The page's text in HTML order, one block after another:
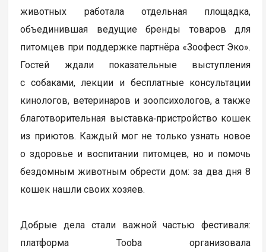
животных работала отдельная площадка,
объединившая ведущие бренды товаров для
питомцев при поддержке партнёра «Зоофест Эко».
Гостей ждали показательные выступления
с собаками, лекции и бесплатные консультации
кинологов, ветеринаров и зоопсихологов, а также
благотворительная выставка‑пристройство кошек
из приютов. Каждый мог не только узнать новое
о здоровье и воспитании питомцев, но и помочь
бездомным животным обрести дом: за два дня 8
кошек нашли своих хозяев.
Добрые дела стали важной частью фестиваля:
платформа Tooba организовала